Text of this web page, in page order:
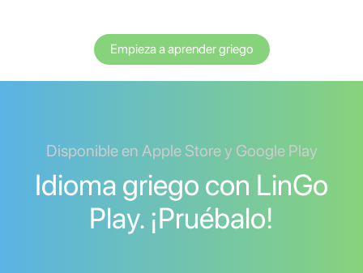
Empieza a aprender griego
Disponible en Apple Store y Google Play
Idioma griego con LinGo
Play. ¡Pruébalo!